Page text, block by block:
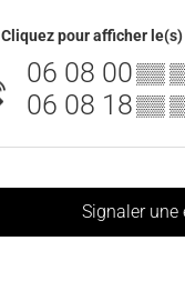
Cliquez pour afficher
06 08 00▒▒
06 08 18▒▒
Signaler une